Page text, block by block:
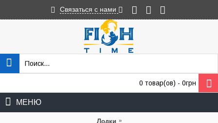
Связаться с нами
0 товар(ов) - 0грн
МЕНЮ
Лодки